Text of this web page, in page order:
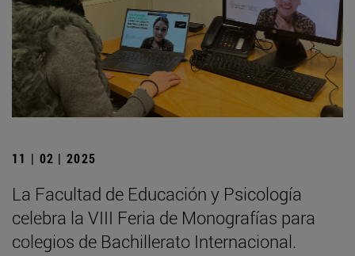
11 | 02 | 2025
La Facultad de Educación y Psicología
celebra la VIII Feria de Monografías para
colegios de Bachillerato Internacional.